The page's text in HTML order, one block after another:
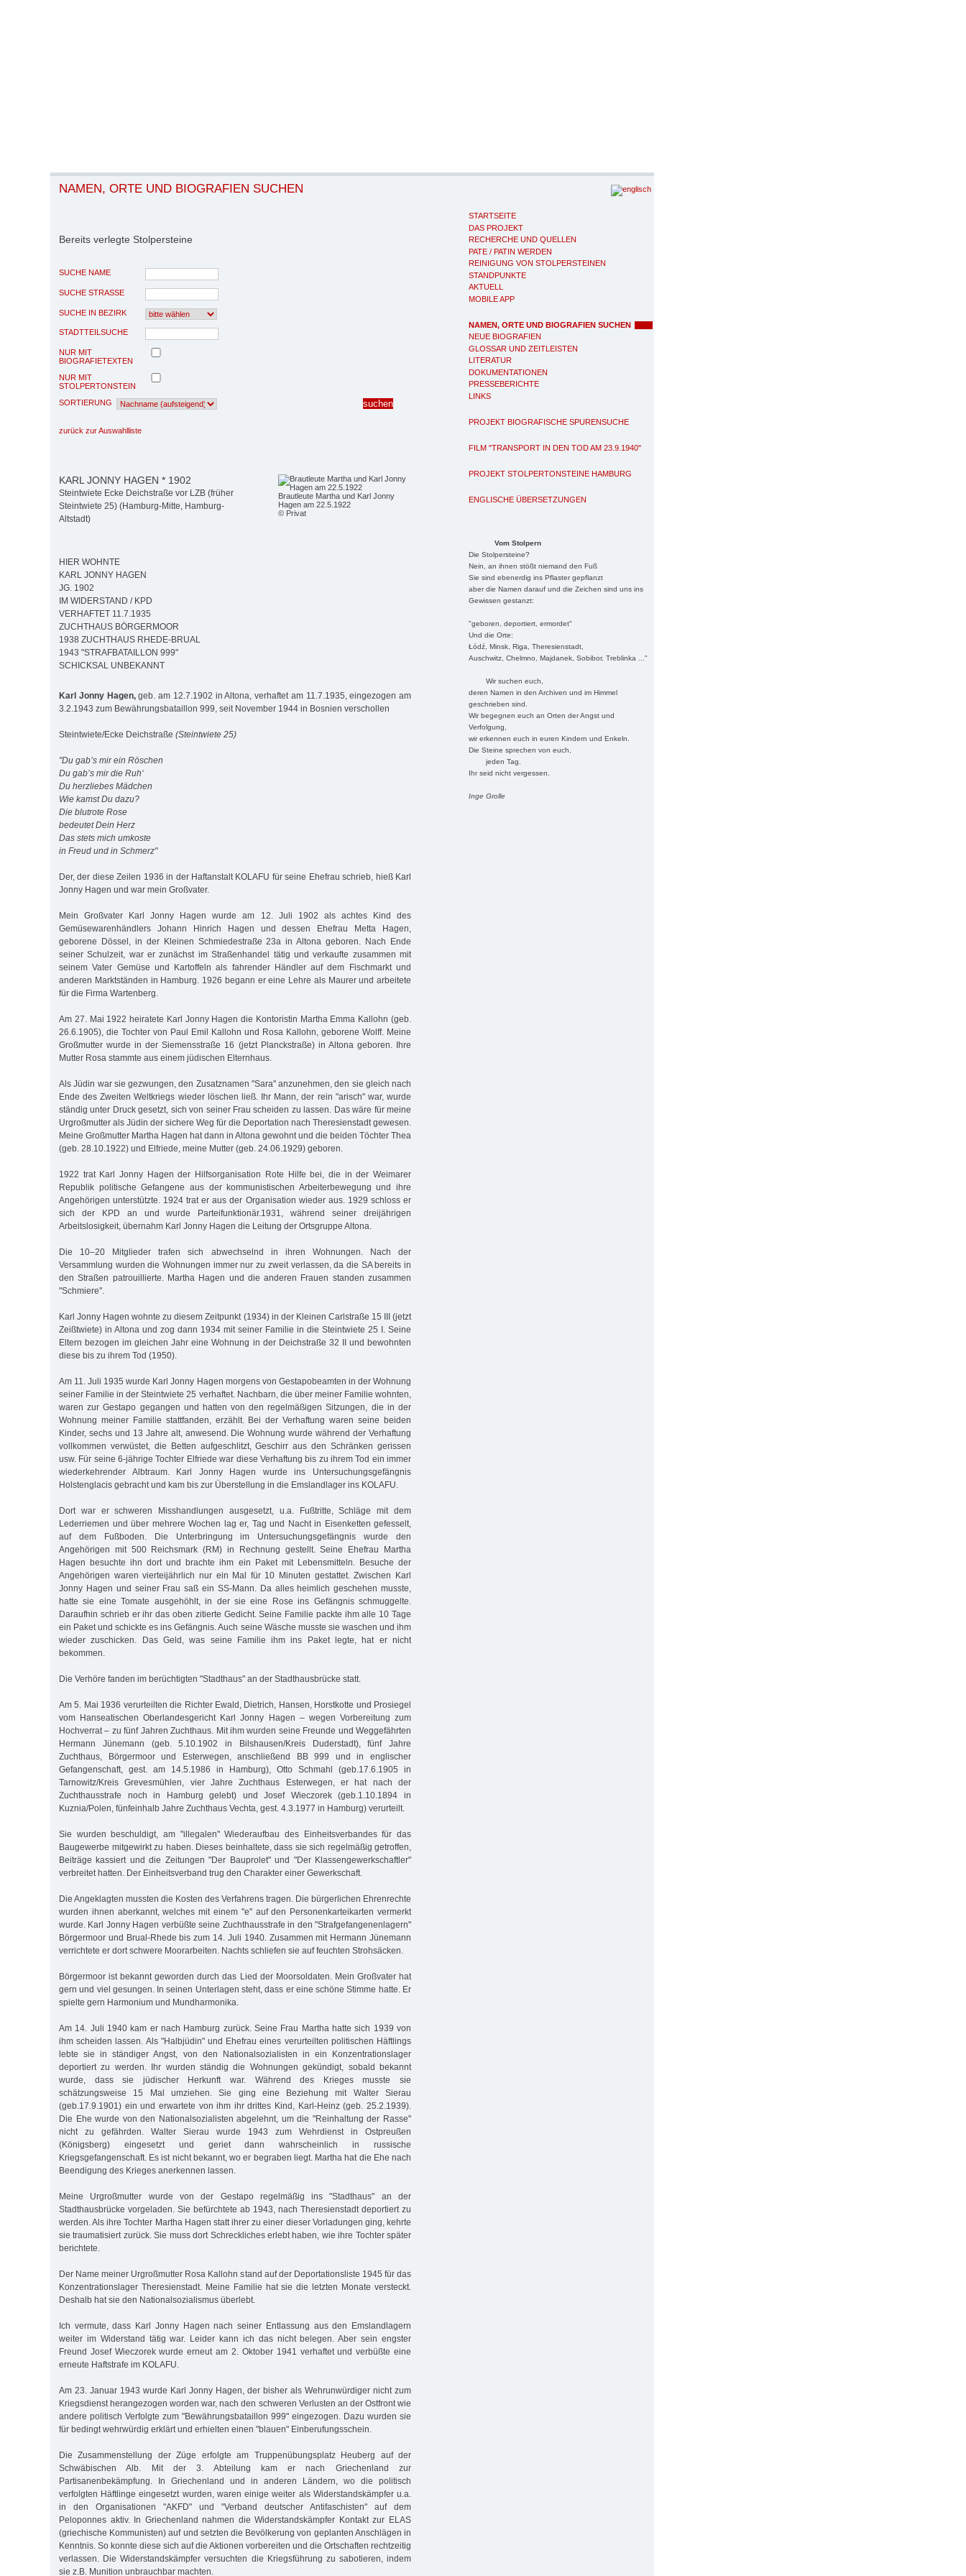
STARTSEITE
DAS PROJEKT
RECHERCHE UND QUELLEN
PATE / PATIN WERDEN
REINIGUNG VON STOLPERSTEINEN
STANDPUNKTE
AKTUELL
MOBILE APP
NAMEN, ORTE UND BIOGRAFIEN SUCHEN
NEUE BIOGRAFIEN
GLOSSAR UND ZEITLEISTEN
LITERATUR
DOKUMENTATIONEN
PRESSEBERICHTE
LINKS
PROJEKT BIOGRAFISCHE SPURENSUCHE
FILM "TRANSPORT IN DEN TOD AM 23.9.1940"
PROJEKT STOLPERTONSTEINE HAMBURG
ENGLISCHE ÜBERSETZUNGEN
Vom Stolpern
Die Stolpersteine?
Nein, an ihnen stößt niemand den Fuß
Sie sind ebenerdig ins Pflaster gepflanzt
aber die Namen darauf und die Zeichen sind uns ins
Gewissen gestanzt:
"geboren, deportiert, ermordet"
Und die Orte:
Łódź, Minsk, Riga, Theresienstadt,
Auschwitz, Chelmno, Majdanek, Sobibor, Treblinka ..."
Wir suchen euch,
deren Namen in den Archiven und im Himmel
geschrieben sind.
Wir begegnen euch an Orten der Angst und
Verfolgung,
wir erkennen euch in euren Kindern und Enkeln.
Die Steine sprechen von euch,
jeden Tag.
Ihr seid nicht vergessen.
Inge Grolle
NAMEN, ORTE UND BIOGRAFIEN SUCHEN
Bereits verlegte Stolpersteine
SUCHE NAME
SUCHE STRASSE
SUCHE IN BEZIRK
STADTTEILSUCHE
NUR MIT
BIOGRAFIETEXTEN
NUR MIT
STOLPERTONSTEIN
SORTIERUNG
zurück zur Auswahlliste
Brautleute Martha und Karl Jonny
Hagen am 22.5.1922
© Privat
KARL JONNY HAGEN * 1902
Steintwiete Ecke Deichstraße vor LZB (früher
Steintwiete 25) (Hamburg-Mitte, Hamburg-
Altstadt)
HIER WOHNTE
KARL JONNY HAGEN
JG. 1902
IM WIDERSTAND / KPD
VERHAFTET 11.7.1935
ZUCHTHAUS BÖRGERMOOR
1938 ZUCHTHAUS RHEDE-BRUAL
1943 "STRAFBATAILLON 999"
SCHICKSAL UNBEKANNT
Karl Jonny Hagen,geb. am 12.7.1902 in Altona, verhaftet am 11.7.1935, eingezogen am
3.2.1943 zum Bewährungsbataillon 999, seit November 1944 in Bosnien verschollen
Steintwiete/Ecke Deichstraße (Steintwiete 25)
"Du gab’s mir ein Röschen
Du gab’s mir die Ruh‘
Du herzliebes Mädchen
Wie kamst Du dazu?
Die blutrote Rose
bedeutet Dein Herz
Das stets mich umkoste
in Freud und in Schmerz"
Der, der diese Zeilen 1936 in der Haftanstalt KOLAFU für seine Ehefrau schrieb, hieß Karl
Jonny Hagen und war mein Großvater.
Mein Großvater Karl Jonny Hagen wurde am 12. Juli 1902 als achtes Kind des
Gemüsewarenhändlers Johann Hinrich Hagen und dessen Ehefrau Metta Hagen,
geborene Dössel, in der Kleinen Schmiedestraße 23a in Altona geboren. Nach Ende
seiner Schulzeit, war er zunächst im Straßenhandel tätig und verkaufte zusammen mit
seinem Vater Gemüse und Kartoffeln als fahrender Händler auf dem Fischmarkt und
anderen Marktständen in Hamburg. 1926 begann er eine Lehre als Maurer und arbeitete
für die Firma Wartenberg.
Am 27. Mai 1922 heiratete Karl Jonny Hagen die Kontoristin Martha Emma Kallohn (geb.
26.6.1905), die Tochter von Paul Emil Kallohn und Rosa Kallohn, geborene Wolff. Meine
Großmutter wurde in der Siemensstraße 16 (jetzt Planckstraße) in Altona geboren. Ihre
Mutter Rosa stammte aus einem jüdischen Elternhaus.
Als Jüdin war sie gezwungen, den Zusatznamen "Sara" anzunehmen, den sie gleich nach
Ende des Zweiten Weltkriegs wieder löschen ließ. Ihr Mann, der rein "arisch" war, wurde
ständig unter Druck gesetzt, sich von seiner Frau scheiden zu lassen. Das wäre für meine
Urgroßmutter als Jüdin der sichere Weg für die Deportation nach Theresienstadt gewesen.
Meine Großmutter Martha Hagen hat dann in Altona gewohnt und die beiden Töchter Thea
(geb. 28.10.1922) und Elfriede, meine Mutter (geb. 24.06.1929) geboren.
1922 trat Karl Jonny Hagen der Hilfsorganisation Rote Hilfe bei, die in der Weimarer
Republik politische Gefangene aus der kommunistischen Arbeiterbewegung und ihre
Angehörigen unterstützte. 1924 trat er aus der Organisation wieder aus. 1929 schloss er
sich der KPD an und wurde Parteifunktionär.1931, während seiner dreijährigen
Arbeitslosigkeit, übernahm Karl Jonny Hagen die Leitung der Ortsgruppe Altona.
Die 10–20 Mitglieder trafen sich abwechselnd in ihren Wohnungen. Nach der
Versammlung wurden die Wohnungen immer nur zu zweit verlassen, da die SA bereits in
den Straßen patrouillierte. Martha Hagen und die anderen Frauen standen zusammen
"Schmiere".
Karl Jonny Hagen wohnte zu diesem Zeitpunkt (1934) in der Kleinen Carlstraße 15 III (jetzt
Zeißtwiete) in Altona und zog dann 1934 mit seiner Familie in die Steintwiete 25 I. Seine
Eltern bezogen im gleichen Jahr eine Wohnung in der Deichstraße 32 II und bewohnten
diese bis zu ihrem Tod (1950).
Am 11. Juli 1935 wurde Karl Jonny Hagen morgens von Gestapobeamten in der Wohnung
seiner Familie in der Steintwiete 25 verhaftet. Nachbarn, die über meiner Familie wohnten,
waren zur Gestapo gegangen und hatten von den regelmäßigen Sitzungen, die in der
Wohnung meiner Familie stattfanden, erzählt. Bei der Verhaftung waren seine beiden
Kinder, sechs und 13 Jahre alt, anwesend. Die Wohnung wurde während der Verhaftung
vollkommen verwüstet, die Betten aufgeschlitzt, Geschirr aus den Schränken gerissen
usw. Für seine 6-jährige Tochter Elfriede war diese Verhaftung bis zu ihrem Tod ein immer
wiederkehrender Albtraum. Karl Jonny Hagen wurde ins Untersuchungsgefängnis
Holstenglacis gebracht und kam bis zur Überstellung in die Emslandlager ins KOLAFU.
Dort war er schweren Misshandlungen ausgesetzt, u.a. Fußtritte, Schläge mit dem
Lederriemen und über mehrere Wochen lag er, Tag und Nacht in Eisenketten gefesselt,
auf dem Fußboden. Die Unterbringung im Untersuchungsgefängnis wurde den
Angehörigen mit 500 Reichsmark (RM) in Rechnung gestellt. Seine Ehefrau Martha
Hagen besuchte ihn dort und brachte ihm ein Paket mit Lebensmitteln. Besuche der
Angehörigen waren vierteijährlich nur ein Mal für 10 Minuten gestattet. Zwischen Karl
Jonny Hagen und seiner Frau saß ein SS-Mann. Da alles heimlich geschehen musste,
hatte sie eine Tomate ausgehöhlt, in der sie eine Rose ins Gefängnis schmuggelte.
Daraufhin schrieb er ihr das oben zitierte Gedicht. Seine Familie packte ihm alle 10 Tage
ein Paket und schickte es ins Gefängnis. Auch seine Wäsche musste sie waschen und ihm
wieder zuschicken. Das Geld, was seine Familie ihm ins Paket legte, hat er nicht
bekommen.
Die Verhöre fanden im berüchtigten "Stadthaus" an der Stadthausbrücke statt.
Am 5. Mai 1936 verurteilten die Richter Ewald, Dietrich, Hansen, Horstkotte und Prosiegel
vom Hanseatischen Oberlandesgericht Karl Jonny Hagen – wegen Vorbereitung zum
Hochverrat – zu fünf Jahren Zuchthaus. Mit ihm wurden seine Freunde und Weggefährten
Hermann Jünemann (geb. 5.10.1902 in Bilshausen/Kreis Duderstadt), fünf Jahre
Zuchthaus, Börgermoor und Esterwegen, anschließend BB 999 und in englischer
Gefangenschaft, gest. am 14.5.1986 in Hamburg), Otto Schmahl (geb.17.6.1905 in
Tarnowitz/Kreis Grevesmühlen, vier Jahre Zuchthaus Esterwegen, er hat nach der
Zuchthausstrafe noch in Hamburg gelebt) und Josef Wieczorek (geb.1.10.1894 in
Kuznia/Polen, fünfeinhalb Jahre Zuchthaus Vechta, gest. 4.3.1977 in Hamburg) verurteilt.
Sie wurden beschuldigt, am "illegalen" Wiederaufbau des Einheitsverbandes für das
Baugewerbe mitgewirkt zu haben. Dieses beinhaltete, dass sie sich regelmäßig getroffen,
Beiträge kassiert und die Zeitungen "Der Bauprolet" und "Der Klassengewerkschaftler"
verbreitet hatten. Der Einheitsverband trug den Charakter einer Gewerkschaft.
Die Angeklagten mussten die Kosten des Verfahrens tragen. Die bürgerlichen Ehrenrechte
wurden ihnen aberkannt, welches mit einem "e" auf den Personenkarteikarten vermerkt
wurde. Karl Jonny Hagen verbüßte seine Zuchthausstrafe in den "Strafgefangenenlagern"
Börgermoor und Brual-Rhede bis zum 14. Juli 1940. Zusammen mit Hermann Jünemann
verrichtete er dort schwere Moorarbeiten. Nachts schliefen sie auf feuchten Strohsäcken.
Börgermoor ist bekannt geworden durch das Lied der Moorsoldaten. Mein Großvater hat
gern und viel gesungen. In seinen Unterlagen steht, dass er eine schöne Stimme hatte. Er
spielte gern Harmonium und Mundharmonika.
Am 14. Juli 1940 kam er nach Hamburg zurück. Seine Frau Martha hatte sich 1939 von
ihm scheiden lassen. Als "Halbjüdin" und Ehefrau eines verurteilten politischen Häftlings
lebte sie in ständiger Angst, von den Nationalsozialisten in ein Konzentrationslager
deportiert zu werden. Ihr wurden ständig die Wohnungen gekündigt, sobald bekannt
wurde, dass sie jüdischer Herkunft war. Während des Krieges musste sie
schätzungsweise 15 Mal umziehen. Sie ging eine Beziehung mit Walter Sierau
(geb.17.9.1901) ein und erwartete von ihm ihr drittes Kind, Karl-Heinz (geb. 25.2.1939).
Die Ehe wurde von den Nationalsozialisten abgelehnt, um die "Reinhaltung der Rasse"
nicht zu gefährden. Walter Sierau wurde 1943 zum Wehrdienst in Ostpreußen
(Königsberg) eingesetzt und geriet dann wahrscheinlich in russische
Kriegsgefangenschaft. Es ist nicht bekannt, wo er begraben liegt. Martha hat die Ehe nach
Beendigung des Krieges anerkennen lassen.
Meine Urgroßmutter wurde von der Gestapo regelmäßig ins "Stadthaus" an der
Stadthausbrücke vorgeladen. Sie befürchtete ab 1943, nach Theresienstadt deportiert zu
werden. Als ihre Tochter Martha Hagen statt ihrer zu einer dieser Vorladungen ging, kehrte
sie traumatisiert zurück. Sie muss dort Schreckliches erlebt haben, wie ihre Tochter später
berichtete.
Der Name meiner Urgroßmutter Rosa Kallohn stand auf der Deportationsliste 1945 für das
Konzentrationslager Theresienstadt. Meine Familie hat sie die letzten Monate versteckt.
Deshalb hat sie den Nationalsozialismus überlebt.
Ich vermute, dass Karl Jonny Hagen nach seiner Entlassung aus den Emslandlagern
weiter im Widerstand tätig war. Leider kann ich das nicht belegen. Aber sein engster
Freund Josef Wieczorek wurde erneut am 2. Oktober 1941 verhaftet und verbüßte eine
erneute Haftstrafe im KOLAFU.
Am 23. Januar 1943 wurde Karl Jonny Hagen, der bisher als Wehrunwürdiger nicht zum
Kriegsdienst herangezogen worden war, nach den schweren Verlusten an der Ostfront wie
andere politisch Verfolgte zum "Bewährungsbataillon 999" eingezogen. Dazu wurden sie
für bedingt wehrwürdig erklärt und erhielten einen "blauen" Einberufungsschein.
Die Zusammenstellung der Züge erfolgte am Truppenübungsplatz Heuberg auf der
Schwäbischen Alb. Mit der 3. Abteilung kam er nach Griechenland zur
Partisanenbekämpfung. In Griechenland und in anderen Ländern, wo die politisch
verfolgten Häftlinge eingesetzt wurden, waren einige weiter als Widerstandskämpfer u.a.
in den Organisationen "AKFD" und "Verband deutscher Antifaschisten" auf dem
Peloponnes aktiv. In Griechenland nahmen die Widerstandskämpfer Kontakt zur ELAS
(griechische Kommunisten) auf und setzten die Bevölkerung von geplanten Anschlägen in
Kenntnis. So konnte diese sich auf die Aktionen vorbereiten und die Ortschaften rechtzeitig
verlassen. Die Widerstandskämpfer versuchten die Kriegsführung zu sabotieren, indem
sie z.B. Munition unbrauchbar machten.